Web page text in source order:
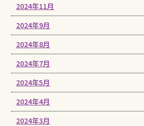
2024年11月
2024年9月
2024年8月
2024年7月
2024年5月
2024年4月
2024年3月